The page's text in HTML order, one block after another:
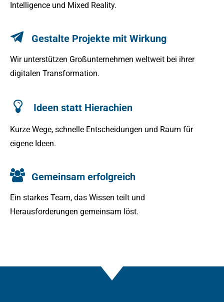
Intelligence und Mixed Reality.
Gestalte Projekte mit Wirkung
Wir unterstützen Großunternehmen weltweit bei ihrer
digitalen Transformation.
Ideen statt Hierachien
Kurze Wege, schnelle Entscheidungen und Raum für
eigene Ideen.
Gemeinsam erfolgreich
Ein starkes Team, das Wissen teilt und
Herausforderungen gemeinsam löst.